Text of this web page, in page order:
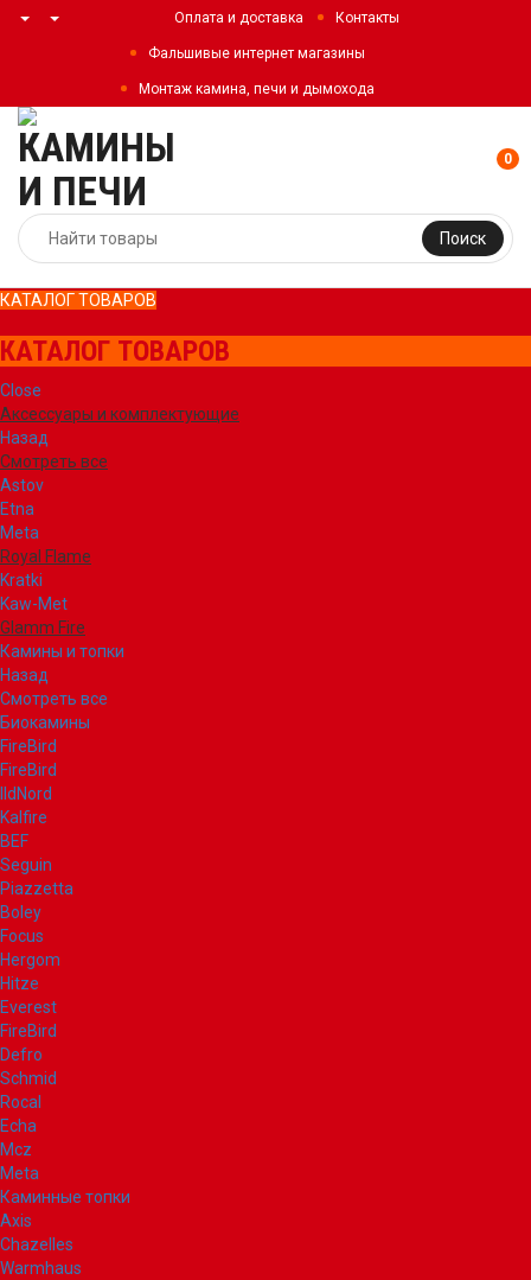
Оплата и доставка Контакты
Фальшивые интернет магазины
Монтаж камина, печи и дымохода
Поиск
0
КАТАЛОГ ТОВАРОВ
КАТАЛОГ ТОВАРОВ
Close
Аксессуары и комплектующие
Назад
Смотреть все
Astov
Etna
Meta
Royal Flame
Kratki
Kaw-Met
Glamm Fire
Камины и топки
Назад
Смотреть все
Биокамины
FireBird
FireBird
IldNord
Kalfire
BEF
Seguin
Piazzetta
Boley
Focus
Hergom
Hitze
Everest
FireBird
Defro
Schmid
Rocal
Echa
Mcz
Meta
Каминные топки
Axis
Chazelles
Warmhaus